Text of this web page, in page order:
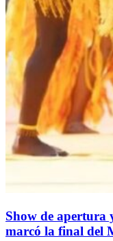
Show de apertura
marcó la final del